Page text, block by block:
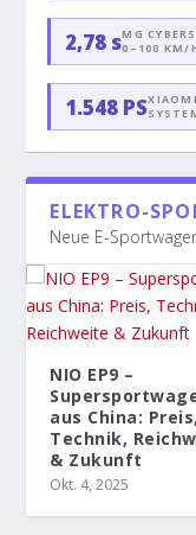
2,78 sMG
0–100 KM/
1.548 PS
ELEKTRO-
Neue E-
NIO EP9 –
aus China: Preis,
Technik,
& Zukunft
Okt. 4, 2025